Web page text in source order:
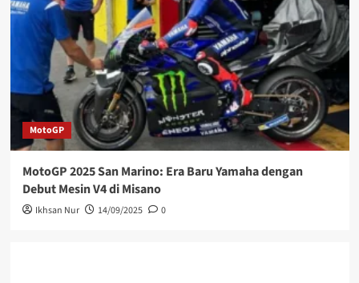
MotoGP
MotoGP 2025 San Marino: Era Baru Yamaha dengan
Debut Mesin V4 di Misano
Ikhsan Nur 14/09/2025 0